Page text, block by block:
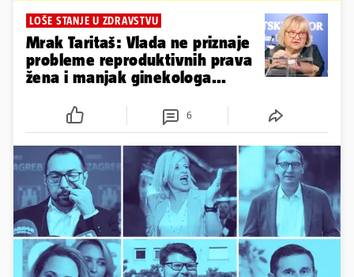
LOŠE STANJE U ZDRAVSTVU
Mrak Taritaš: Vlada ne priznaje
probleme reproduktivnih prava
žena i manjak ginekologa...
6